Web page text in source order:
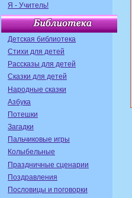
Я - Учитель!
Детская библиотека
Стихи для детей
Рассказы для детей
Сказки для детей
Народные сказки
Азбука
Потешки
Загадки
Пальчиковые игры
Колыбельные
Праздничные сценарии
Поздравления
Пословицы и поговорки